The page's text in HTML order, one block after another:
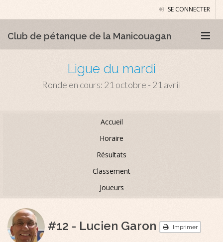
SE CONNECTER
Club de pétanque de la Manicouagan
Ligue du mardi
Ronde en cours: 21 octobre - 21 avril
Accueil
Horaire
Résultats
Classement
Joueurs
#12 - Lucien Garon Imprimer